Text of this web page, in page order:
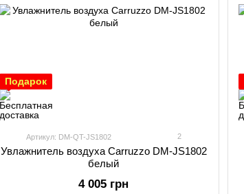
Подарок
Артикул: DM-QT-JS1802 2
Увлажнитель воздуха Carruzzo DM-JS1802
белый
4 005 грн